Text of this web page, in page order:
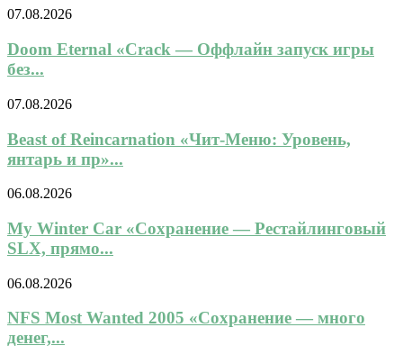
07.08.2026
Doom Eternal «Crack — Оффлайн запуск игры
без...
07.08.2026
Beast of Reincarnation «Чит-Меню: Уровень,
янтарь и пр»...
06.08.2026
My Winter Car «Сохранение — Рестайлинговый
SLX, прямо...
06.08.2026
NFS Most Wanted 2005 «Сохранение — много
денег,...